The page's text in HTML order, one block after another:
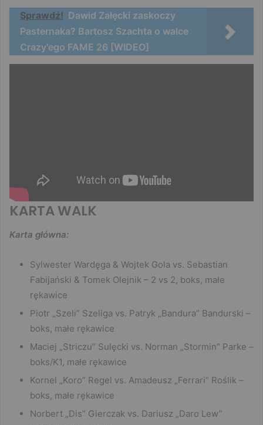
Sprawdź! Dawid Załęcki zaskoczy
Pasternaka? Bartosz Szachta o walce
Crazy'ego FAME 26 [WIDEO]
KARTA WALK
Karta główna:
Sylwester Wardęga & Wojtek Gola vs. Sebastian
Fabijański & Tomek Olejnik – 2 vs 2, boks, małe
rękawice
Piotr „Szeli” Szeliga vs. Patryk „Bandura” Bandurski –
boks, małe rękawice
Maciej „Striczu” Sulęcki vs. Norman „Stormin” Parke –
boks/K1, małe rękawice
Kornel „Koro” Regel vs. Amadeusz „Ferrari” Roślik –
boks, małe rękawice
Norbert „Dis” Gierczak vs. Dariusz „Daro Lew”